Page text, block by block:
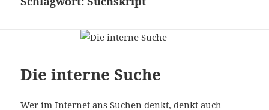
Die interne Suche
Wer im Internet ans Suchen denkt, denkt auch